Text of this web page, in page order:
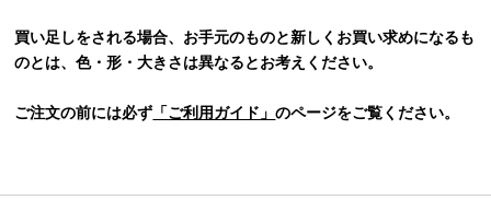
買い足しをされる場合、お手元のものと新しくお買い求めになるも
のとは、色・形・大きさは異なるとお考えください。
ご注文の前には必ず 「ご利用ガイド」のページをご覧ください。